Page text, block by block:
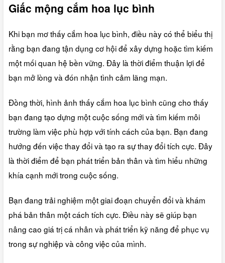
Giấc mộng cắm hoa lục bình
Khi bạn mơ thấy cắm hoa lục bình, điều này có thể biểu thị
rằng bạn đang tận dụng cơ hội để xây dựng hoặc tìm kiếm
một mối quan hệ bền vững. Đây là thời điểm thuận lợi để
bạn mở lòng và đón nhận tình cảm lãng mạn.
Đồng thời, hình ảnh thấy cắm hoa lục bình cũng cho thấy
bạn đang tạo dựng một cuộc sống mới và tìm kiếm môi
trường làm việc phù hợp với tính cách của bạn. Bạn đang
hướng đến việc thay đổi và tạo ra sự thay đổi tích cực. Đây
là thời điểm để bạn phát triển bản thân và tìm hiểu những
khía cạnh mới trong cuộc sống.
Bạn đang trải nghiệm một giai đoạn chuyển đổi và khám
phá bản thân một cách tích cực. Điều này sẽ giúp bạn
nâng cao giá trị cá nhân và phát triển kỹ năng để phục vụ
trong sự nghiệp và công việc của mình.